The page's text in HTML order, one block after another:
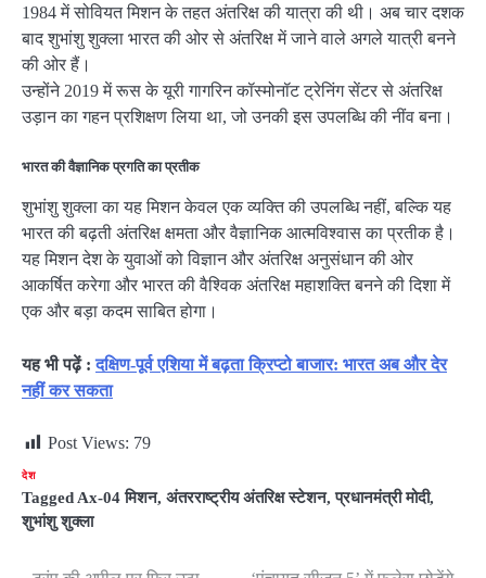
1984 में सोवियत मिशन के तहत अंतरिक्ष की यात्रा की थी। अब चार दशक
बाद शुभांशु शुक्ला भारत की ओर से अंतरिक्ष में जाने वाले अगले यात्री बनने
की ओर हैं।
उन्होंने 2019 में रूस के यूरी गागरिन कॉस्मोनॉट ट्रेनिंग सेंटर से अंतरिक्ष
उड़ान का गहन प्रशिक्षण लिया था, जो उनकी इस उपलब्धि की नींव बना।
भारत की वैज्ञानिक प्रगति का प्रतीक
शुभांशु शुक्ला का यह मिशन केवल एक व्यक्ति की उपलब्धि नहीं, बल्कि यह
भारत की बढ़ती अंतरिक्ष क्षमता और वैज्ञानिक आत्मविश्वास का प्रतीक है।
यह मिशन देश के युवाओं को विज्ञान और अंतरिक्ष अनुसंधान की ओर
आकर्षित करेगा और भारत की वैश्विक अंतरिक्ष महाशक्ति बनने की दिशा में
एक और बड़ा कदम साबित होगा।
यह भी पढ़ें : दक्षिण-पूर्व एशिया में बढ़ता क्रिप्टो बाजार: भारत अब और देर
नहीं कर सकता
Post Views: 79
देश
Tagged Ax-04 मिशन, अंतरराष्ट्रीय अंतरिक्ष स्टेशन,प्रधानमंत्री मोदी,
शुभांशु शुक्ला